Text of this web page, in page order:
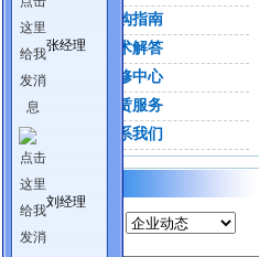
选购指南
技术解答
维修中心
租赁服务
联系我们
站内搜索
产品分类：
张经理
刘经理